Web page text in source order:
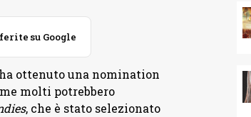
su Google
ha ottenuto una nomination
molti potrebbero
, che è stato selezionato